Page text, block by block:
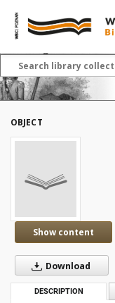
OBJECT
Show content
Download
DESCRIPTION